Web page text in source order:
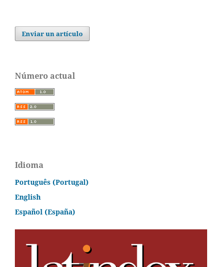
Enviar un artículo
Número actual
Idioma
Português (Portugal)
English
Español (España)